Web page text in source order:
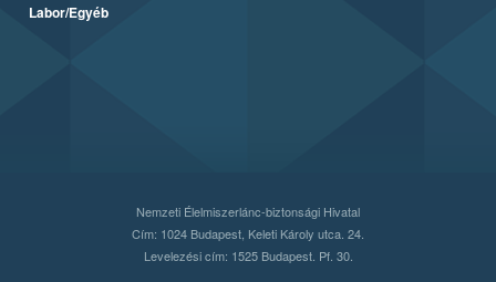
Labor/Egyéb
Nemzeti Élelmiszerlánc-biztonsági Hivatal
Cím: 1024 Budapest, Keleti Károly utca. 24.
Levelezési cím: 1525 Budapest. Pf. 30.